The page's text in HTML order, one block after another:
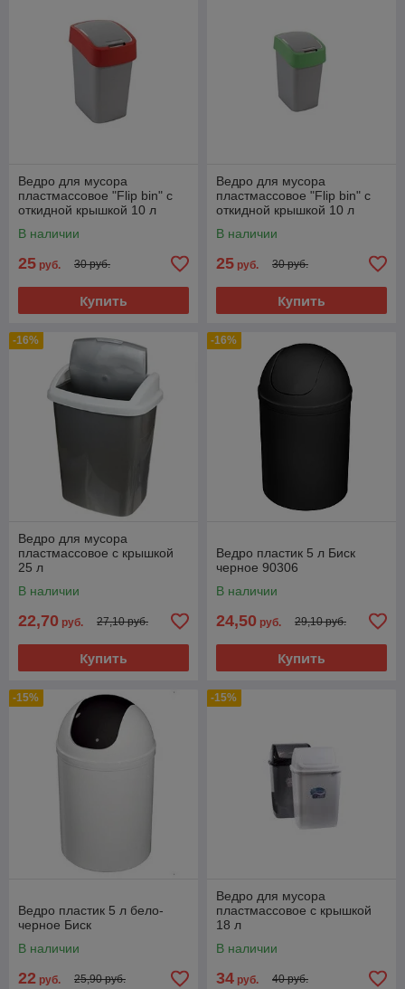
Ведро для мусора
пластмассовое "Flip bin" с
откидной крышкой 10 л
В наличии
25 руб. 30 руб.
Купить
Ведро для мусора
пластмассовое "Flip bin" с
откидной крышкой 10 л
В наличии
25 руб. 30 руб.
Купить
-16%
Ведро для мусора
пластмассовое с крышкой
25 л
В наличии
22,70 руб. 27,10 руб.
Купить
-16%
Ведро пластик 5 л Биск
черное 90306
В наличии
24,50 руб. 29,10 руб.
Купить
-15%
Ведро пластик 5 л бело-
черное Биск
В наличии
22 руб. 25,90 руб.
-15%
Ведро для мусора
пластмассовое с крышкой
18 л
В наличии
34 руб. 40 руб.